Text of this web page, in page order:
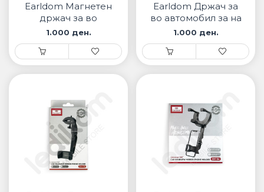
Earldom Магнетен
држач за во
автомобил EH345
1.000 ден.
Earldom Држач за
во автомобил за на
седиште EH97
1.000 ден.
ПРОЕКТОРИ